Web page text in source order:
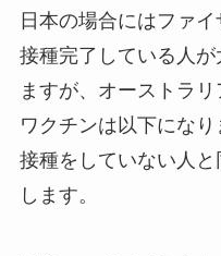
日本の場合にはファ
接種完了している人
ますが、オーストラ
ワクチンは以下にな
接種をしていない人
します。